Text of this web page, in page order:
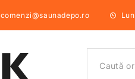
comenzi@saunadepo.ro